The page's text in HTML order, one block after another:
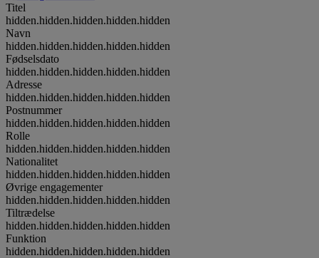
Titel
hidden.hidden.hidden.hidden.hidden
Navn
hidden.hidden.hidden.hidden.hidden
Fødselsdato
hidden.hidden.hidden.hidden.hidden
Adresse
hidden.hidden.hidden.hidden.hidden
Postnummer
hidden.hidden.hidden.hidden.hidden
Rolle
hidden.hidden.hidden.hidden.hidden
Nationalitet
hidden.hidden.hidden.hidden.hidden
Øvrige engagementer
hidden.hidden.hidden.hidden.hidden
Tiltrædelse
hidden.hidden.hidden.hidden.hidden
Funktion
hidden.hidden.hidden.hidden.hidden